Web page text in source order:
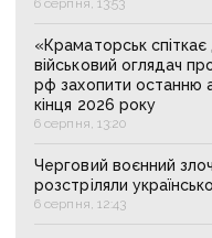
6 серпня, 13:53
«Краматорськ
військовий оглядач
рф захопити останню
кінця 2026 року
6 серпня, 13:20
Черговий воєнний
розстріляли
6 серпня, 12:43